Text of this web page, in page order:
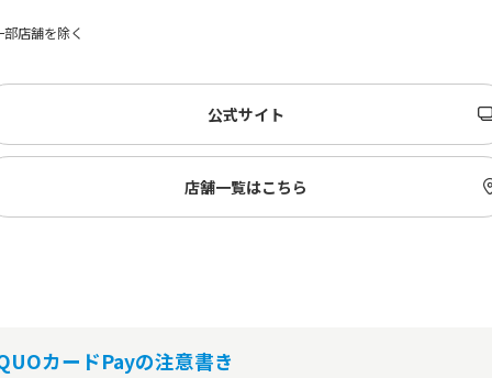
店舗を除く
公式サイト
店舗一覧はこちら
カードPayの注意書き